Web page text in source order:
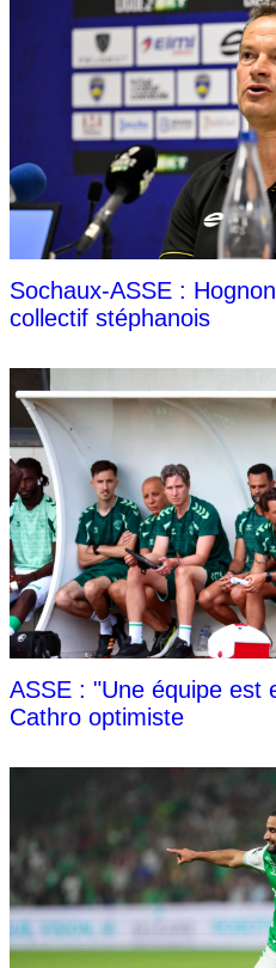
Sochaux-ASSE :
collectif stéphanois
ASSE : "Une équipe est
Cathro optimiste